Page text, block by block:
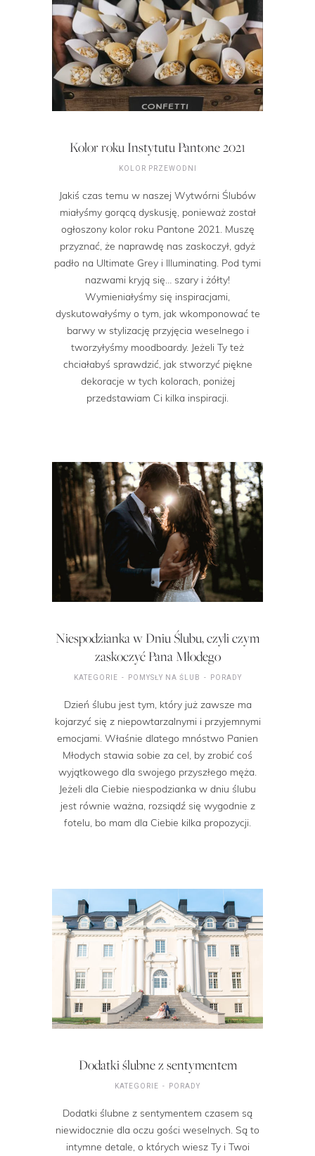
Kolor roku Instytutu Pantone 2021
KOLOR PRZEWODNI
Jakiś czas temu w naszej Wytwórni Ślubów
miałyśmy gorącą dyskusję, ponieważ został
ogłoszony kolor roku Pantone 2021. Muszę
przyznać, że naprawdę nas zaskoczył, gdyż
padło na Ultimate Grey i Illuminating. Pod tymi
nazwami kryją się… szary i żółty!
Wymieniałyśmy się inspiracjami,
dyskutowałyśmy o tym, jak wkomponować te
barwy w stylizację przyjęcia weselnego i
tworzyłyśmy moodboardy. Jeżeli Ty też
chciałabyś sprawdzić, jak stworzyć piękne
dekoracje w tych kolorach, poniżej
przedstawiam Ci kilka inspiracji.
Niespodzianka w Dniu Ślubu, czyli czym
zaskoczyć Pana Młodego
KATEGORIE POMYSŁY NA ŚLUB PORADY
Dzień ślubu jest tym, który już zawsze ma
kojarzyć się z niepowtarzalnymi i przyjemnymi
emocjami. Właśnie dlatego mnóstwo Panien
Młodych stawia sobie za cel, by zrobić coś
wyjątkowego dla swojego przyszłego męża.
Jeżeli dla Ciebie niespodzianka w dniu ślubu
jest równie ważna, rozsiądź się wygodnie z
fotelu, bo mam dla Ciebie kilka propozycji.
Dodatki ślubne z sentymentem
KATEGORIE PORADY
Dodatki ślubne z sentymentem czasem są
niewidocznie dla oczu gości weselnych. Są to
intymne detale, o których wiesz Ty i Twoi